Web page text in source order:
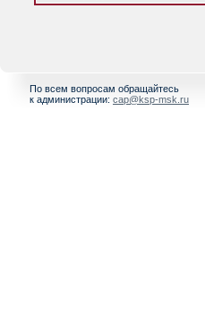
По всем вопросам обращайтесь
к администрации: cap@ksp-msk.ru